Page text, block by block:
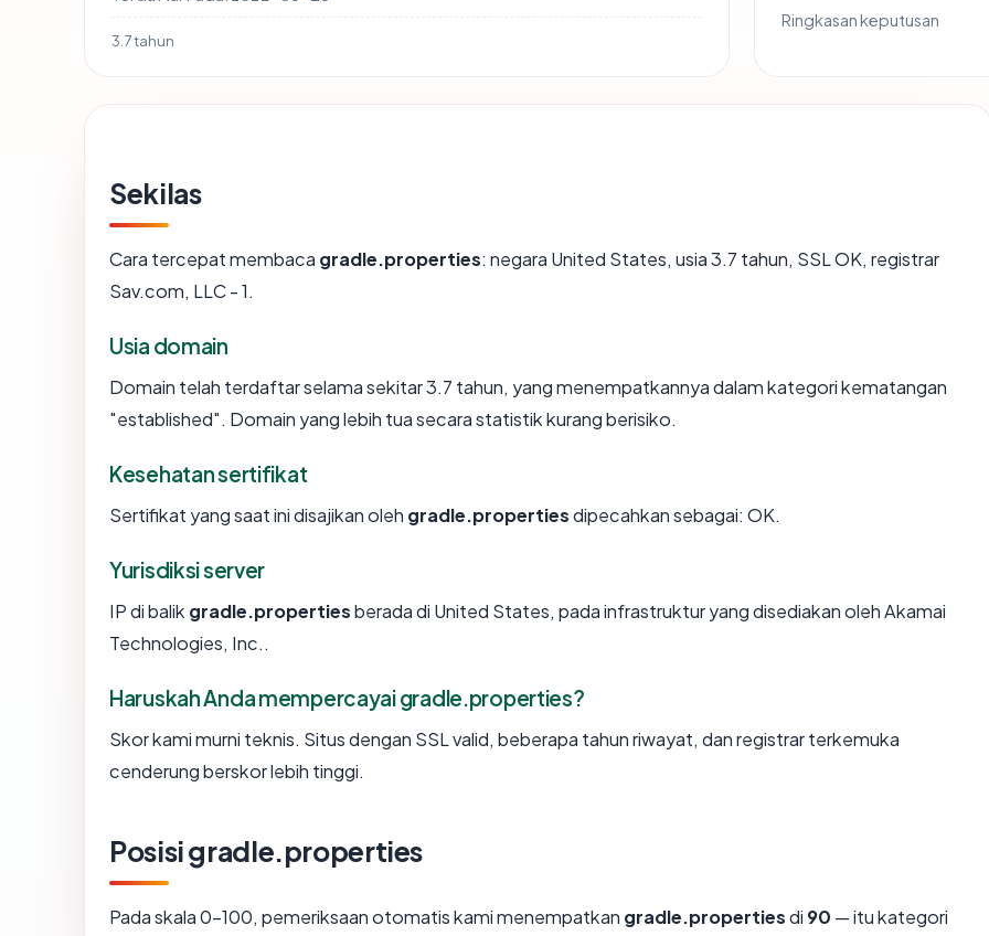
3.7 tahun
Ringkasan keputusan
Sekilas
Cara tercepat membaca gradle.properties: negara United States, usia 3.7 tahun, SSL OK, registrar
Sav.com, LLC - 1.
Usia domain
Domain telah terdaftar selama sekitar 3.7 tahun, yang menempatkannya dalam kategori kematangan
"established". Domain yang lebih tua secara statistik kurang berisiko.
Kesehatan sertifikat
Sertifikat yang saat ini disajikan oleh gradle.propertiesdipecahkan sebagai: OK.
Yurisdiksi server
IP di balik gradle.propertiesberada di United States, pada infrastruktur yang disediakan oleh Akamai
Technologies, Inc..
Haruskah Anda mempercayai gradle.properties?
Skor kami murni teknis. Situs dengan SSL valid, beberapa tahun riwayat, dan registrar terkemuka
cenderung berskor lebih tinggi.
Posisi gradle.properties
Pada skala 0-100, pemeriksaan otomatis kami menempatkan gradle.propertiesdi 90 — itu kategori